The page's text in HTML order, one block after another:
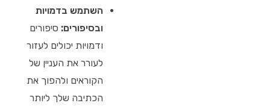
השתמש בדמויות
ובסיפורים: סיפורים
ודמויות יכולים לעזור
לעורר את העניין של
הקוראים ולהפוך את
הכתיבה שלך ליותר